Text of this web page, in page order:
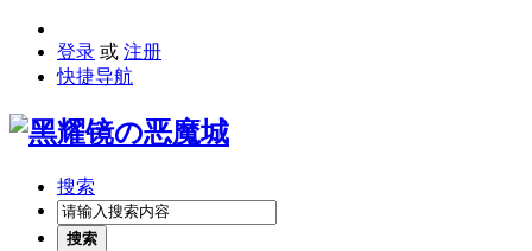
登录 或 注册
快捷导航
搜索
搜索